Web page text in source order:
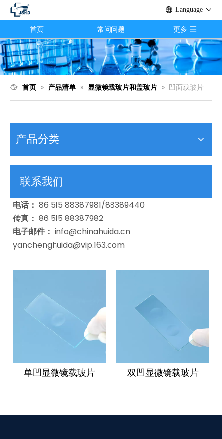
Language
首页 常问问题 更多
首页 » 产品清单 » 显微镜载玻片和盖玻片 » 凹面载玻片
产品分类
联系我们
电话： 86 515 88387981/88389440
传真： 86 515 88387982
电子邮件： info@chinahuida.cn
yanchenghuida@vip.163.com
单凹显微镜载玻片 双凹显微镜载玻片